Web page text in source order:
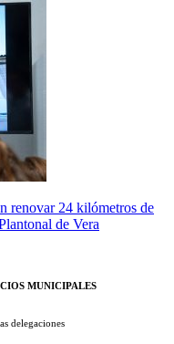
renovar 24 kilómetros de
de Vera
MUNICIPALES
delegaciones